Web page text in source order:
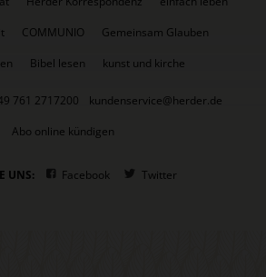
COMMUNIO
Gemeinsam Glauben
Bibel lesen kunst und kirche
761 2717200
kundenservice@herder.de
Abo online kündigen
UNS: Facebook Twitter